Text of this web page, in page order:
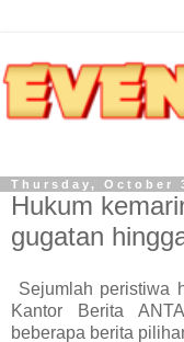
Thursday, October
Hukum
gugatan
Sejumlah peristiwa
Kantor Berita
beberapa berita